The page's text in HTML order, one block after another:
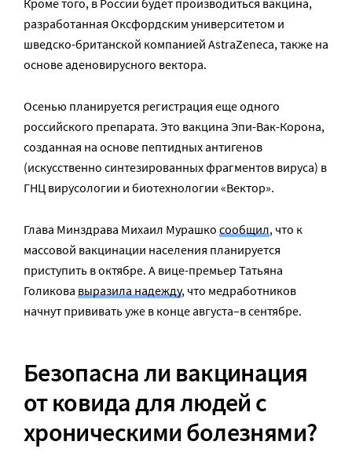
разработанная Оксфордским университетом и
шведско-британской компанией AstraZeneca, также на
основе аденовирусного вектора.
Осенью планируется регистрация еще одного
российского препарата. Это вакцина Эпи-Вак-Корона,
созданная на основе пептидных антигенов
(искусственно синтезированных фрагментов вируса) в
ГНЦ вирусологии и биотехнологии «Вектор».
Глава Минздрава Михаил Мурашко сообщил, что к
массовой вакцинации населения планируется
приступить в октябре. А вице-премьер Татьяна
Голикова выразила надежду, что медработников
начнут прививать уже в конце августа–в сентябре.
Безопасна ли вакцинация
от ковида для людей с
хроническими болезнями?